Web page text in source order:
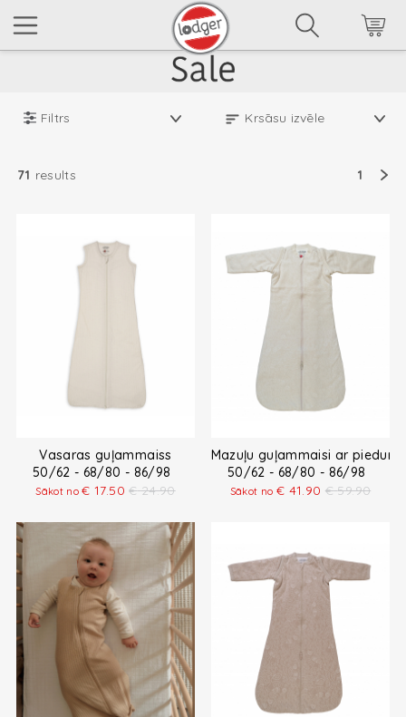
Filtrs
71 results 1
Vasaras guļammaiss
50/62 - 68/80 - 86/98
Sākot no€ 17.50 € 24.90
Mazuļu guļammaisi ar
50/62 - 68/80 - 86/98
Sākot no € 41.90 € 59.90